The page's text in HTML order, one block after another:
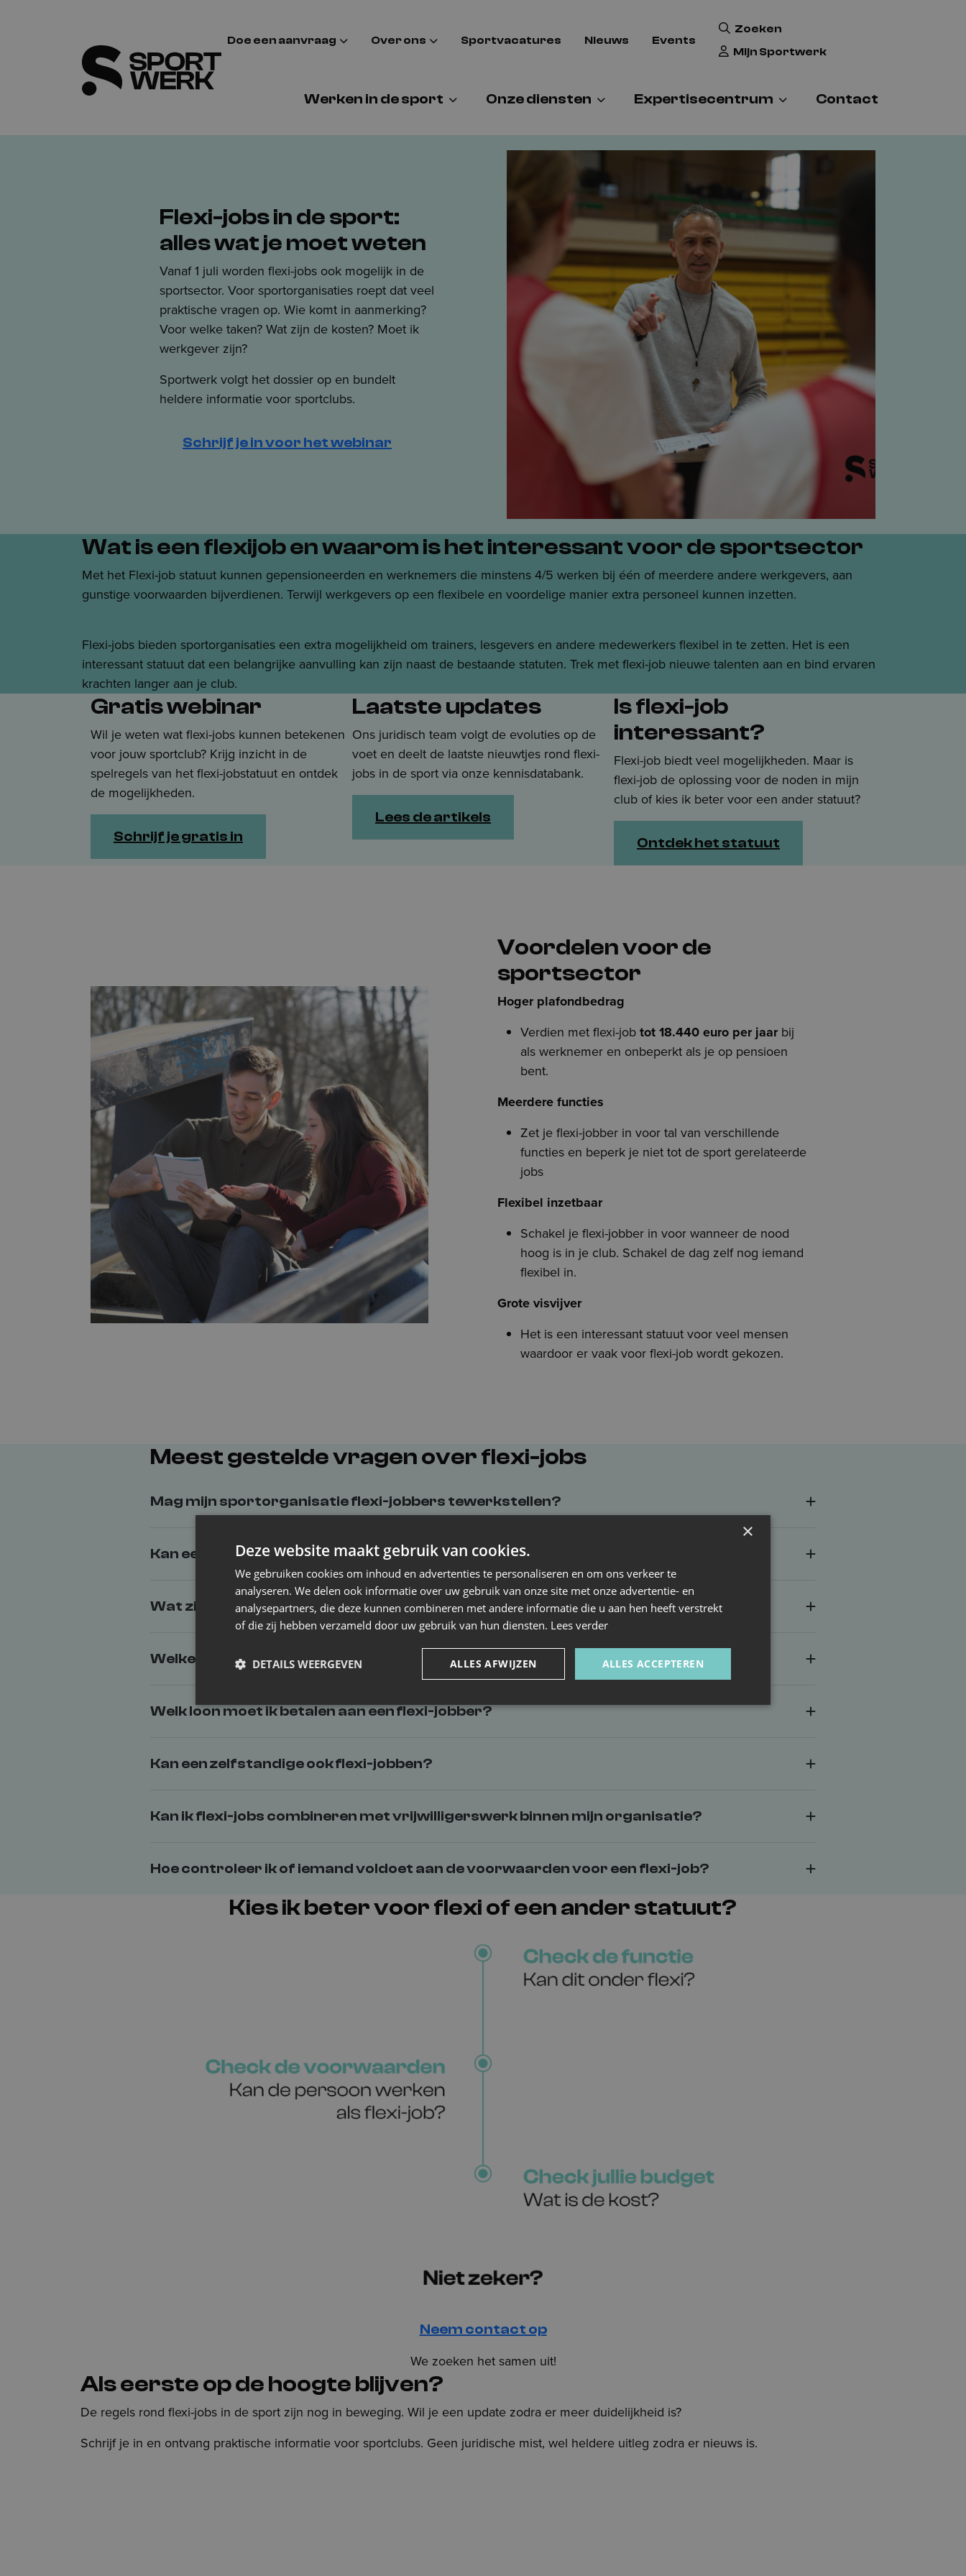
Doe een aanvraag Over ons Sportvacatures Nieuws Events
Zoeken
Mijn Sportwerk
Werken in de sport Onze diensten Expertisecentrum Contact
Flexi-jobs in de sport:
alles wat je moet weten
Vanaf 1 juli worden flexi-jobs ook mogelijk in de
sportsector. Voor sportorganisaties roept dat veel
praktische vragen op. Wie komt in aanmerking?
Voor welke taken? Wat zijn de kosten? Moet ik
werkgever zijn?
Sportwerk volgt het dossier op en bundelt
heldere informatie voor sportclubs.
Schrijf je in voor het webinar
Wat is een flexijob en waarom is het interessant voor de sportsector
Met het Flexi-job statuut kunnen gepensioneerden en werknemers die minstens 4/5 werken bij één of meerdere andere werkgevers, aan
gunstige voorwaarden bijverdienen. Terwijl werkgevers op een flexibele en voordelige manier extra personeel kunnen inzetten.
Flexi-jobs bieden sportorganisaties een extra mogelijkheid om trainers, lesgevers en andere medewerkers flexibel in te zetten. Het is een
interessant statuut dat een belangrijke aanvulling kan zijn naast de bestaande statuten. Trek met flexi-job nieuwe talenten aan en bind ervaren
krachten langer aan je club.
Gratis webinar
Wil je weten wat flexi-jobs kunnen betekenen
voor jouw sportclub? Krijg inzicht in de
spelregels van het flexi-jobstatuut en ontdek
de mogelijkheden.
Schrijf je gratis in
Laatste updates
Ons juridisch team volgt de evoluties op de
voet en deelt de laatste nieuwtjes rond flexi-
jobs in de sport via onze kennisdatabank.
Lees de artikels
Is flexi-job
interessant?
Flexi-job biedt veel mogelijkheden. Maar is
flexi-job de oplossing voor de noden in mijn
club of kies ik beter voor een ander statuut?
Ontdek het statuut
Voordelen voor de
sportsector
Hoger plafondbedrag
Verdien met flexi-jobtot 18.440 euro per jaarbij
als werknemer en onbeperkt als je op pensioen
bent.
Meerdere functies
Zet je flexi-jobber in voor tal van verschillende
functies en beperk je niet tot de sport gerelateerde
jobs
Flexibel inzetbaar
Schakel je flexi-jobber in voor wanneer de nood
hoog is in je club. Schakel de dag zelf nog iemand
flexibel in.
Grote visvijver
Het is een interessant statuut voor veel mensen
waardoor er vaak voor flexi-job wordt gekozen.
Meest gestelde vragen over flexi-jobs
Mag mijn sportorganisatie flexi-jobbers tewerkstellen?
Kan een trainer, lesgever of sportbegeleider werken als flexi-jobber?
Wat zijn de voorwaarden om iemand als flexi-jobber te mogen inzetten?
Welke formaliteiten moet ik als werkgever vervullen voor een flexi-jobber?
Welk loon moet ik betalen aan een flexi-jobber?
Kan een zelfstandige ook flexi-jobben?
Kan ik flexi-jobs combineren met vrijwilligerswerk binnen mijn organisatie?
Hoe controleer ik of iemand voldoet aan de voorwaarden voor een flexi-job?
Kies ik beter voor flexi of een ander statuut?
Neem contact op
We zoeken het samen uit!
Als eerste op de hoogte blijven?
De regels rond flexi-jobs in de sport zijn nog in beweging. Wil je een update zodra er meer duidelijkheid is?
Schrijf je in en ontvang praktische informatie voor sportclubs. Geen juridische mist, wel heldere uitleg zodra er nieuws is.
×
Deze website maakt gebruik van cookies.
We gebruiken cookies om inhoud en advertenties te personaliseren en om ons verkeer te
analyseren. We delen ook informatie over uw gebruik van onze site met onze advertentie- en
analysepartners, die deze kunnen combineren met andere informatie die u aan hen heeft verstrekt
of die zij hebben verzameld door uw gebruik van hun diensten. Lees verder
ALLES ACCEPTEREN
ALLES AFWIJZEN
DETAILS WEERGEVEN